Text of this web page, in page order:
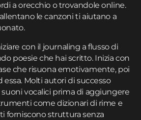
a orecchio o trovandole online.
le canzoni ti aiutano a
con il journaling a flusso di
poesie che hai scritto. Inizia con
che risuona emotivamente, poi
Molti autori di successo
vocalici prima di aggiungere
come dizionari di rime e
forniscono struttura senza